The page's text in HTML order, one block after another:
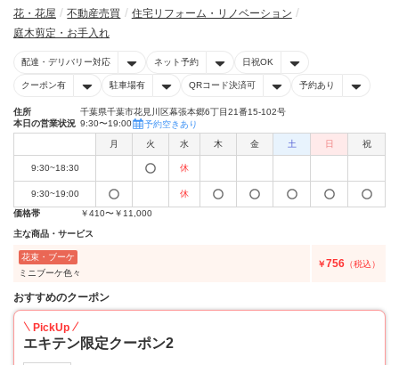
花・花屋 不動産売買
住宅リフォーム・リノベーション
庭木剪定・お手入れ
配達・デリバリー対応 ネット予約 日祝OK
クーポン有 駐車場有 QRコード決済可 予約あり
住所
千葉県千葉市花見川区幕張本郷6丁目21番15-102号
本日の営業状況 9:30〜19:00 予約空きあり
月 火 水 木 金 土 日 祝
9:30~18:30 休
9:30~19:00
休
価格帯
￥410〜￥11,000
主な商品・サービス
花束・ブーケ
ミニブーケ色々
￥756 （税込）
おすすめのクーポン
PickUp
エキテン限定クーポン2